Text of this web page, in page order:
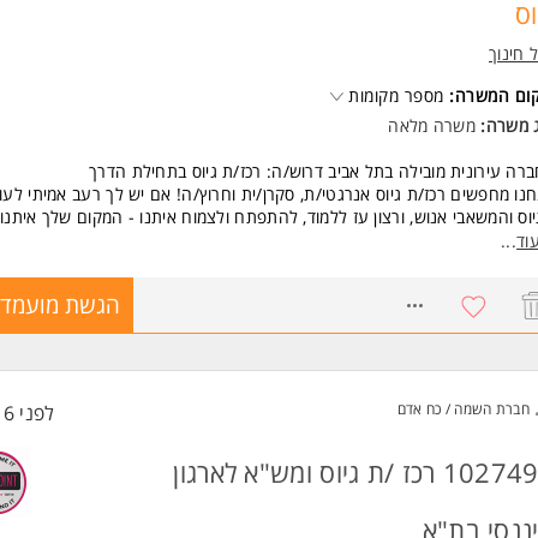
בגיוס/ מכירות -יתרון משמעותי המשרה מיועדת לנשים ולגברים כאחד.
משרות ומידע על סיאל גיוס והשמה >
חינוך
המשרה: מספר מקומות
משרה: משרה מלאה
עירונית מובילה בתל אביב דרוש/ה: רכז/ת גיוס בתחילת הדרך
מחפשים רכז/ת גיוס אנרגטי/ת, סקרן/ית וחרוץ/ה! אם יש לך רעב אמיתי
והמשאבי אנוש, ורצון עז ללמוד, להתפתח ולצמוח איתנו - המקום שלך
תהליכי גיוס מקצה לקצה: סינון קורות חיים, ביצוע ראיונות טלפוניים
מול ממשקים: עבודה צמודה ושוטפת מול המנהלים המגייסים בארגון.
המשרה: תל אביב.
של חצי שנה עד שנה בעולמות הגיוס - חובה.
קודם מחברת השמה / חברת כוח אדם / מכוני אבחון - יתרון משמעותי מאוד!
ארגון, סדר וניהול זמן ברמה גבוהה מאוד, תוך ירידה לפרטים ועבודה
עוד...
הגשת
חברת השמה / כח אדם לפני 16 שעות
1027497 רכז /ת גיוס ומש"א לארגון
בת"א